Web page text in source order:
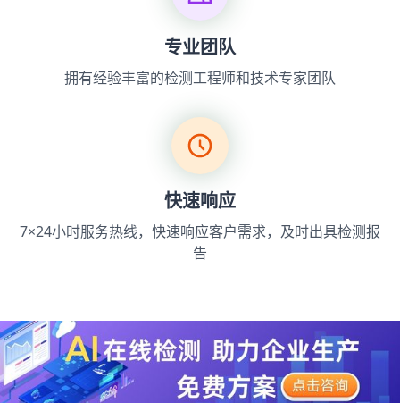
专业团队
拥有经验丰富的检测工程师和技术专家团队
快速响应
7×24小时服务热线，快速响应客户需求，及时出具检测报
告